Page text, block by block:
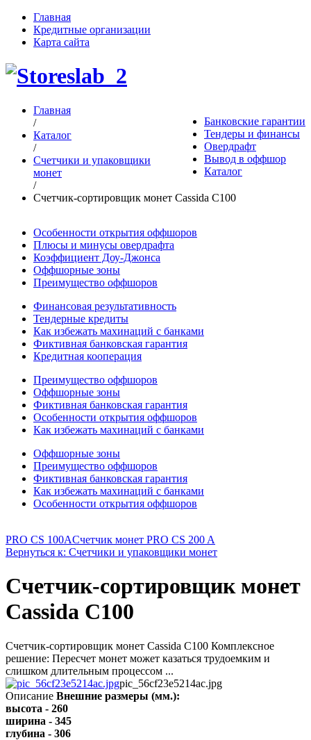
Главная
Кредитные организации
Карта сайта
Банковские гарантии
Тендеры и финансы
Овердрафт
Вывод в оффшор
Каталог
Главная
/
Каталог
/
Счетчики и упаковщики
монет
/
Счетчик-сортировщик монет Cassida С100
Особенности открытия оффшоров
Плюсы и минусы овердрафта
Коэффициент Доу-Джонса
Оффшорные зоны
Преимущество оффшоров
Финансовая результативность
Тендерные кредиты
Как избежать махинаций с банками
Фиктивная банковская гарантия
Кредитная кооперация
Преимущество оффшоров
Оффшорные зоны
Фиктивная банковская гарантия
Особенности открытия оффшоров
Как избежать махинаций с банками
Оффшорные зоны
Преимущество оффшоров
Фиктивная банковская гарантия
Как избежать махинаций с банками
Особенности открытия оффшоров
PRO CS 100AСчетчик монет PRO CS 200 A
Вернуться к: Счетчики и упаковщики монет
Счетчик-сортировщик монет
Cassida С100
Счетчик-сортировщик монет Cassida С100 Комплексное
решение: Пересчет монет может казаться трудоемким и
слишком длительным процессом ...
pic_56cf23e5214ac.jpg
Описание Внешние размеры (мм.):
высота - 260
ширина - 345
глубина - 306